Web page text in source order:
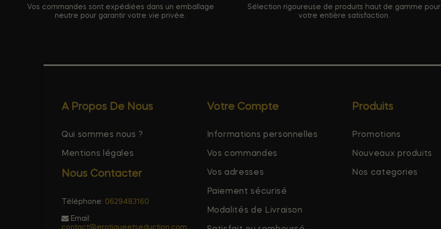
Vos commandes sont expédiées dans un emballage
neutre pour garantir votre vie privée.
Sélection rigoureuse de produits haut de gamme pour
votre entière satisfaction.
A Propos De Nous
Qui sommes nous ?
Mentions légales
Nous Contacter
Téléphone: 0629483160
Email:
contact@erotiqueetseduction.com
Votre Compte
Informations personnelles
Vos commandes
Vos adresses
Paiement sécurisé
Modalités de Livraison
Produits
Promotions
Nouveaux produits
Nos categories